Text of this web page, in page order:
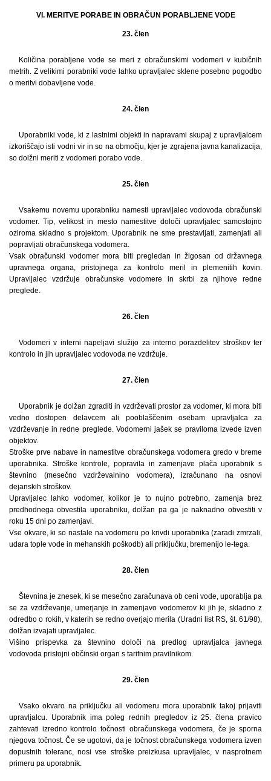
VI. MERITVE PORABE IN OBRAČUN PORABLJENE VODE
23. člen
Količina porabljene vode se meri z obračunskimi vodomeri v kubičnih
metrih. Z velikimi porabniki vode lahko upravljalec sklene posebno pogodbo
o meritvi dobavljene vode.
24. člen
Uporabniki vode, ki z lastnimi objekti in napravami skupaj z upravljalcem
izkoriščajo isti vodni vir in so na območju, kjer je zgrajena javna kanalizacija,
so dolžni meriti z vodomeri porabo vode.
25. člen
Vsakemu novemu uporabniku namesti upravljalec vodovoda obračunski
vodomer. Tip, velikost in mesto namestitve določi upravljalec samostojno
oziroma skladno s projektom. Uporabnik ne sme prestavljati, zamenjati ali
popravljati obračunskega vodomera.
Vsak obračunski vodomer mora biti pregledan in žigosan od državnega
upravnega organa, pristojnega za kontrolo meril in plemenitih kovin.
Upravljalec vzdržuje obračunske vodomere in skrbi za njihove redne
preglede.
26. člen
Vodomeri v interni napeljavi služijo za interno porazdelitev stroškov ter
kontrolo in jih upravljalec vodovoda ne vzdržuje.
27. člen
Uporabnik je dolžan zgraditi in vzdrževati prostor za vodomer, ki mora biti
vedno dostopen delavcem ali pooblaščenim osebam upravljalca za
vzdrževanje in redne preglede. Vodomerni jašek se praviloma izvede izven
objektov.
Stroške prve nabave in namestitve obračunskega vodomera gredo v breme
uporabnika. Stroške kontrole, popravila in zamenjave plača uporabnik s
števnino (mesečno vzdrževalnino vodomera), izračunano na osnovi
dejanskih stroškov.
Upravljalec lahko vodomer, kolikor je to nujno potrebno, zamenja brez
predhodnega obvestila uporabniku, dolžan pa ga je naknadno obvestiti v
roku 15 dni po zamenjavi.
Vse okvare, ki so nastale na vodomeru po krivdi uporabnika (zaradi zmrzali,
udara tople vode in mehanskih poškodb) ali priključku, bremenijo le-tega.
28. člen
Števnina je znesek, ki se mesečno zaračunava ob ceni vode, uporablja pa
se za vzdrževanje, umerjanje in zamenjavo vodomerov ki jih je, skladno z
odredbo o rokih, v katerih se redno overjajo merila (Uradni list RS, št. 61/98),
dolžan izvajati upravljalec.
Višino prispevka za števnino določi na predlog upravljalca javnega
vodovoda pristojni občinski organ s tarifnim pravilnikom.
29. člen
Vsako okvaro na priključku ali vodomeru mora uporabnik takoj prijaviti
upravljalcu. Uporabnik ima poleg rednih pregledov iz 25. člena pravico
zahtevati izredno kontrolo točnosti obračunskega vodomera, če je sporna
njegova točnost. Če se ugotovi, da je točnost obračunskega vodomera izven
dopustnih toleranc, nosi vse stroške preizkusa upravljalec, v nasprotnem
primeru pa uporabnik.